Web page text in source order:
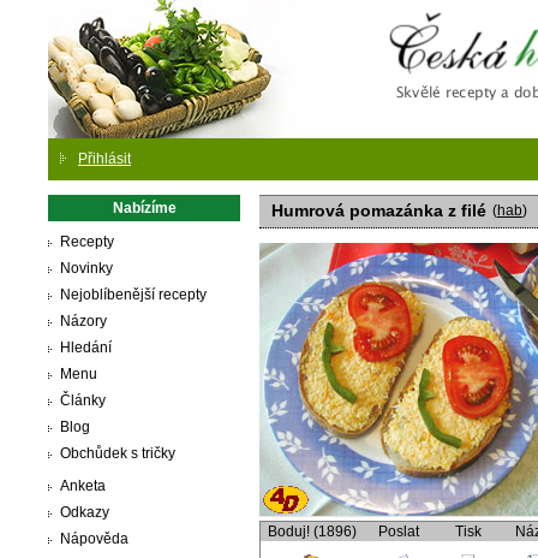
Přihlásit
Nabízíme
Recepty
Novinky
Nejoblíbenější recepty
Názory
Hledání
Menu
Články
Blog
Obchůdek s tričky
Anketa
Odkazy
Nápověda
Humrová pomazánka z filé (hab)
Boduj! (1896) Poslat Tisk